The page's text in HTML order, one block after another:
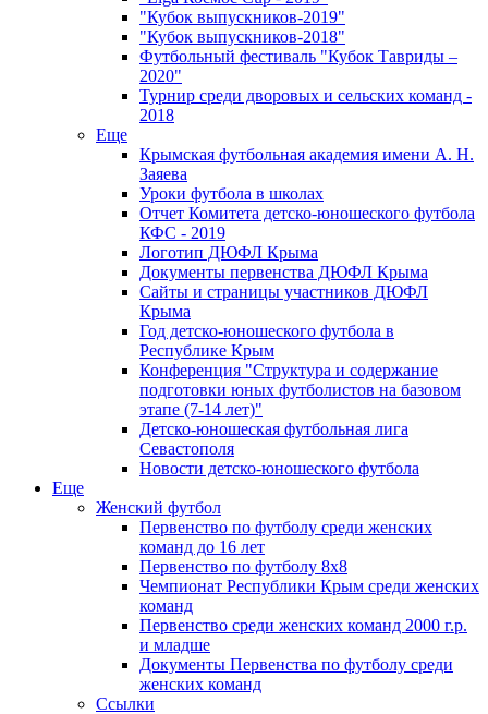
"Кубок выпускников-2019"
"Кубок выпускников-2018"
Футбольный фестиваль "Кубок Тавриды –
2020"
Турнир среди дворовых и сельских команд -
2018
Еще
Крымская футбольная академия имени А. Н.
Заяева
Уроки футбола в школах
Отчет Комитета детско-юношеского футбола
КФС - 2019
Логотип ДЮФЛ Крыма
Документы первенства ДЮФЛ Крыма
Сайты и страницы участников ДЮФЛ
Крыма
Год детско-юношеского футбола в
Республике Крым
Конференция "Структура и содержание
подготовки юных футболистов на базовом
этапе (7-14 лет)"
Детско-юношеская футбольная лига
Севастополя
Новости детско-юношеского футбола
Еще
Женский футбол
Первенство по футболу среди женских
команд до 16 лет
Первенство по футболу 8х8
Чемпионат Республики Крым среди женских
команд
Первенство среди женских команд 2000 г.р.
и младше
Документы Первенства по футболу среди
женских команд
Ссылки